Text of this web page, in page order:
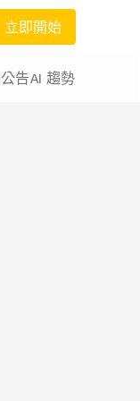
立即開始
公告AI 趨勢